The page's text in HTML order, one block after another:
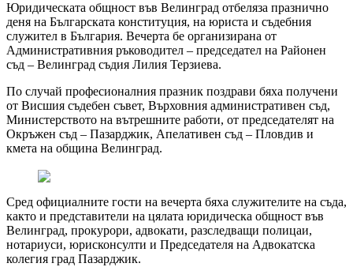
Юридическата общност във Велинград отбеляза празнично
деня на Българската конституция, на юриста и съдебния
служител в България. Вечерта бе организирана от
Административния ръководител – председател на Районен
съд – Велинград съдия Лилия Терзиева.
По случай професионалния празник поздрави бяха получени
от Висшия съдебен съвет, Върховния административен съд,
Министерството на вътрешните работи, от председателят на
Окръжен съд – Пазарджик, Апелативен съд – Пловдив и
кмета на община Велинград.
Сред официалните гости на вечерта бяха служителите на съда,
както и представители на цялата юридическа общност във
Велинград, прокурори, адвокати, разследващи полицаи,
нотариуси, юрисконсулти и Председателя на Адвокатска
колегия град Пазарджик.